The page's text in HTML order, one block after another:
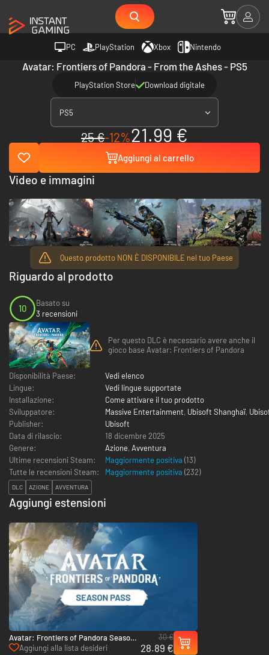
PC PlayStation Xbox Nintendo
Avatar: Frontiers of Pandora - From the Ashes - PS5
PlayStation Store Download digitale
PS5
25 €-12%21.99 €
Aggiungi al carrello
Questo prodotto NON È DISPONIBILE nel tuo Paese
Riguardo al prodotto
10
Basato su
3 recensioni
Per questo DLC è necessario avere anche il
gioco base Avatar: Frontiers of Pandora
Disponibilità Paese:
Vedi elenco
Lingue:
Vedi lingue supportate
Installazione:
Come attivare il tuo prodotto
Sviluppatore:
Massive Entertainment, Ubisoft Shanghaï,
Publisher:
Ubisoft
Data di rilascio:
18 dicembre 2025
Genere:
Azione, Avventura
Ultime recensioni Steam:
Maggiormente positiva (13)
Tutte le recensioni Steam:
Maggiormente positiva (232)
DLC AZIONE AVVENTURA
Aggiungi estensioni
Avatar: Frontiers of Pandora Season
Pass - PS5
Aggiungi alla lista desideri
30 €
28.89 €
Video e immagini